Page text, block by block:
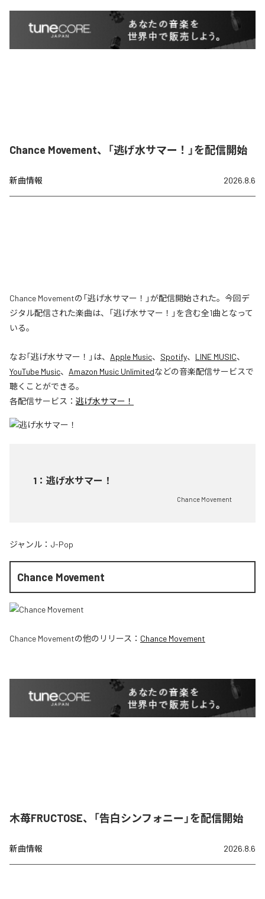
Chance Movement、「逃げ水サマー！」を配信開始
新曲情報 2026.8.6
Chance Movementの「逃げ水サマー！」が配信開始された。今回デ
ジタル配信された楽曲は、「逃げ水サマー！」を含む全1曲となって
いる。
なお「逃げ水サマー！ 」は、 Apple Music、 Spotify、 LINE MUSIC、
YouTube Music、 Amazon Music Unlimitedなどの音楽配信サービスで
聴くことができる。
各配信サービス： 逃げ水サマー！
1 ： 逃げ水サマー！
Chance Movement
ジャンル： J-Pop
Chance Movement
Chance Movementの他のリリース： Chance Movement
木苺FRUCTOSE、「告白シンフォニー」を配信開始
新曲情報 2026.8.6